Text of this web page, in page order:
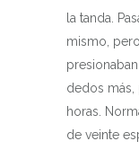
la tanda.
mismo,
dedos más,
horas.
de veinte